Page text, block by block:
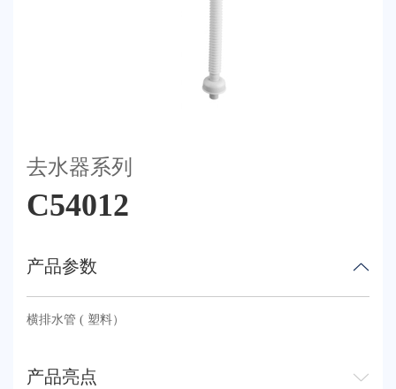
去水器系列
C54012
产品参数
横排水管 ( 塑料）
产品亮点